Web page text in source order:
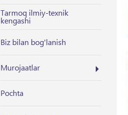
Tarmoq ilmiy-texnik
kengashi
Biz bilan bog'lanish
Murojaatlar
Pochta